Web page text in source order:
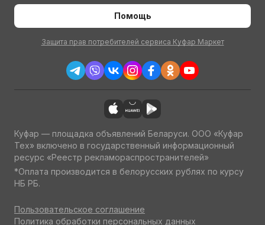
Помощь
Защита прав потребителей сервиса Куфар Маркет
Куфар — площадка объявлений Беларуси. ООО «Куфар
Тех» включено в государственный информационный
ресурс «Реестр рекламораспространителей»
*Оплата производится в белорусских рублях по курсу
НБ РБ.
Пользовательское соглашение
Политика обработки персональных данных